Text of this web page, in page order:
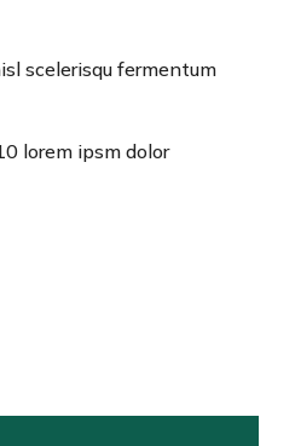
scelerisqu fermentum
lorem ipsm dolor